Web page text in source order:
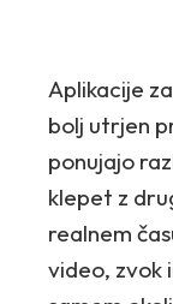
Aplikacije
bolj utrjen
ponujajo
klepet z
realnem
video, zvok